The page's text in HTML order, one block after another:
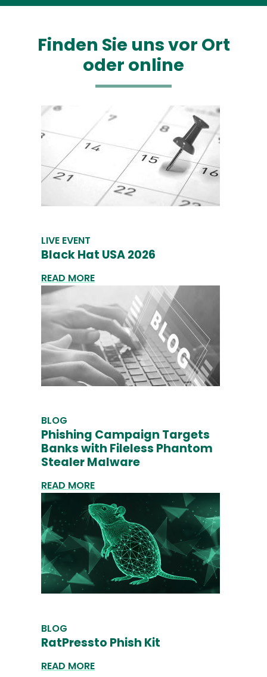
Finden Sie uns vor Ort
oder online
LIVE EVENT
Black Hat USA 2026
READ MORE
BLOG
Phishing Campaign Targets
Banks with Fileless Phantom
Stealer Malware
READ MORE
BLOG
RatPressto Phish Kit
READ MORE